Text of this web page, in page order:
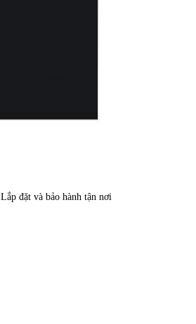
Lắp đặt và bảo hành tận nơi